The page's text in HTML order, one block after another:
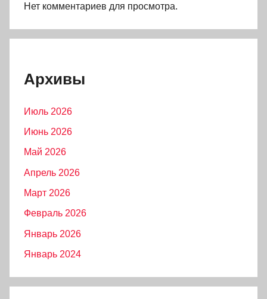
Нет комментариев для просмотра.
Архивы
Июль 2026
Июнь 2026
Май 2026
Апрель 2026
Март 2026
Февраль 2026
Январь 2026
Январь 2024